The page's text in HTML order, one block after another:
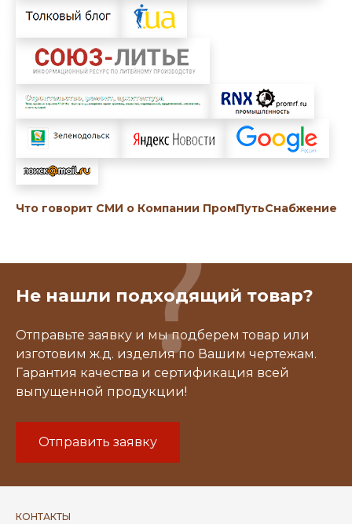
Что говорит СМИ о Компании ПромПутьСнабжение
Не нашли подходящий товар?
Отправьте заявку и мы подберем товар или
изготовим ж.д. изделия по Вашим чертежам.
Гарантия качества и сертификация всей
выпущенной продукции!
Отправить заявку
КОНТАКТЫ